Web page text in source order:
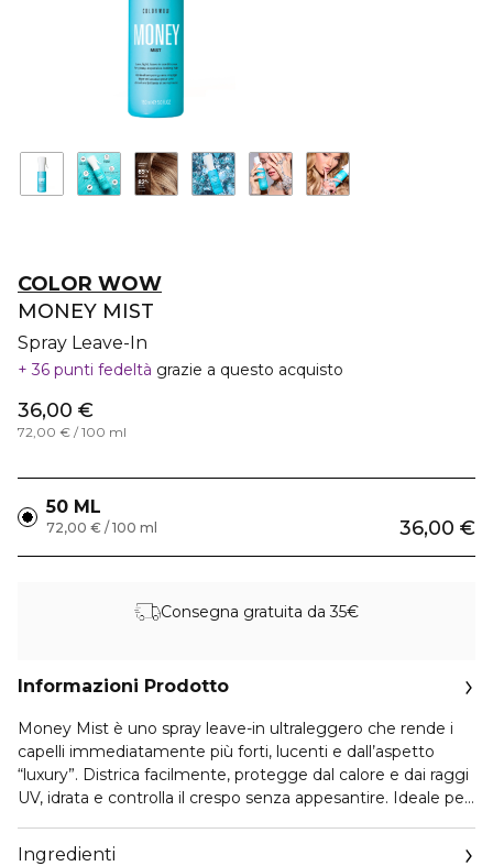
COLOR WOW
MONEY MIST
Spray Leave-In
36 punti fedeltà grazie a questo acquisto
36,00 €
72,00 € / 100 ml
50 ML
36,00 €
72,00 € / 100 ml
Consegna gratuita da 35€
Informazioni Prodotto
Money Mist è uno spray leave-in ultraleggero che rende i
capelli immediatamente più forti, lucenti e dall’aspetto
“luxury”. Districa facilmente, protegge dal calore e dai raggi
UV, idrata e controlla il crespo senza appesantire. Ideale per
Ingredienti